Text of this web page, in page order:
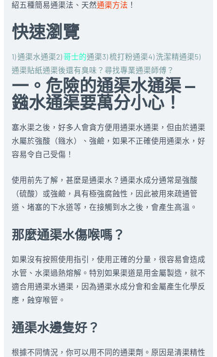
紹五種簡易通渠法、天然通渠方法 ！
快速瀏覽
1) 通渠水通渠2)哥士的通渠3) 梳打粉通渠4) 洗潔精通渠5)
通渠貼紙通渠後還有臭味？ 尋找專業通渠師傅？
一。危險的通渠水通渠 —
鏹水通渠要萬分小心！
塞水渠之後，好多人會貪方便用通渠水通渠，但由於通渠
水屬於強酸（鏹水）、強鹼，如果不正確使用通渠水，好
容易令自己受傷！
使用前先了解，甚麼是通渠水？通渠水成分通常是強酸
（硫酸）或強鹼，具有極強腐蝕性，因此被用來疏通管
道、堵塞的下水道等，在接觸到水之後，會產生高溫。
那麼通渠水傷喉嗎？
如果沒有按照使用指引，使用正確的分量，很容易會造成
水管、水渠過熱熔解。特別如果渠道是用金屬製造，就不
適合用通渠水通渠，因為通渠水成分會和金屬產生化學反
應，蝕穿喉管。
通渠水邊隻好？
根據不同情況，你可以用不同的通渠劑。原因是清渠精性